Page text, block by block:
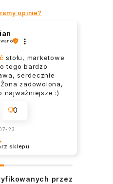
opinie?
sklepu
stołu, marketowe
tego bardzo
serdecznie
zadowolona,
najważniejsze :)
z blatem
0
23
przez